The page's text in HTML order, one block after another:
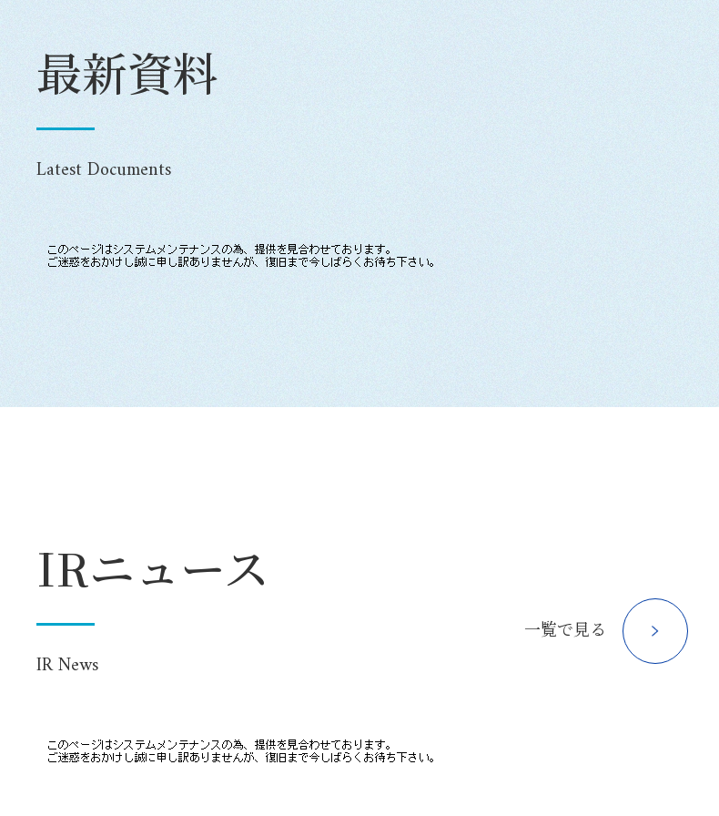
最新資料
Latest Documents
IRニュース
IR News
一覧で見る